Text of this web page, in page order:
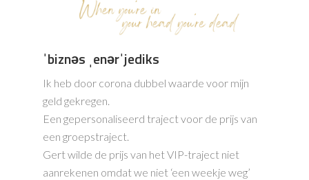
ˈbiznəs ˌenərˈjediks
Ik heb door corona dubbel waarde voor mijn
geld gekregen.
Een gepersonaliseerd traject voor de prijs van
een groepstraject.
Gert wilde de prijs van het VIP-traject niet
aanrekenen omdat we niet ‘een weekje weg’